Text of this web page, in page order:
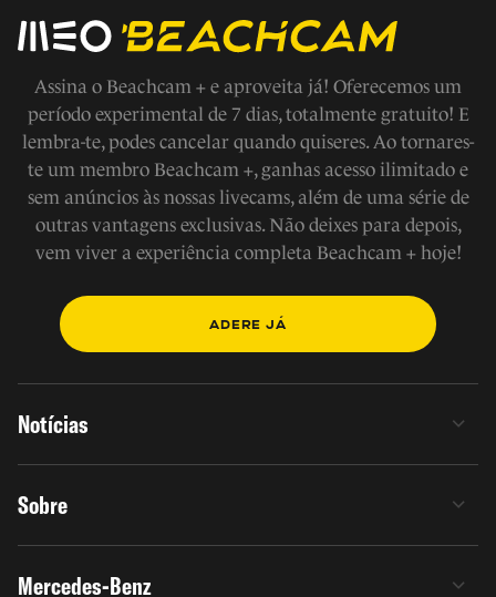
Assina o Beachcam + e aproveita já! Oferecemos um
período experimental de 7 dias, totalmente gratuito! E
lembra-te, podes cancelar quando quiseres. Ao tornares-
te um membro Beachcam +, ganhas acesso ilimitado e
sem anúncios às nossas livecams, além de uma série de
outras vantagens exclusivas. Não deixes para depois,
vem viver a experiência completa Beachcam + hoje!
ADERE JÁ
Notícias
Sobre
Mercedes-Benz